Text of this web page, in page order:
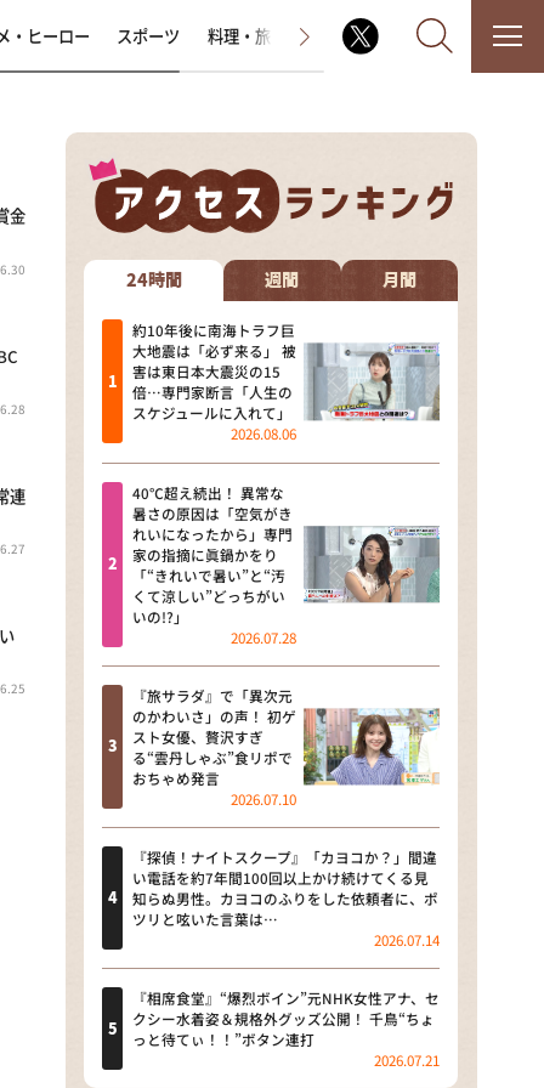
なるみ・岡村の過ぎるTV
相席食堂
これ余談なんですけど・・・
～人生密着トークバラエティ！
～ やすとものいたって真剣です
探偵！ナイトスクープ
news おかえり
河合＆A.B.C-Z塚田×福井アナ
「なんでやねん！？」（news お
かえり）
DAIGOも台所 ～きょうの献立 何
にする？～
本日はダイアンなり！シーズン２
朝だ！生です旅サラダ
教えて！ニュースライブ 正義の
ミカタ
ＬＩＦＥ～夢のカタチ～
新婚さんいらっしゃい！
ポツンと一軒家
ザキ山小屋本館
・ヒーロー スポーツ 料理・旅 ラジオ番組 その他
金
連
24時間 週間 月間
約10年後に南海トラフ巨
大地震は「必ず来る」 被
害は東日本大震災の15
倍…専門家断言「人生の
スケジュールに入れて」
2026.08.06
40℃超え続出！ 異常な
暑さの原因は「空気がき
れいになったから」専門
家の指摘に眞鍋かをり
「“きれいで暑い”と“汚
くて涼しい”どっちがい
いの!?」
2026.07.28
『旅サラダ』で「異次元
のかわいさ」の声！ 初ゲ
スト女優、贅沢すぎ
る“雲丹しゃぶ”食リポで
おちゃめ発言
2026.07.10
『探偵！ナイトスクープ』「カヨコか？」間違
い電話を約7年間100回以上かけ続けてくる見
知らぬ男性。カヨコのふりをした依頼者に、ポ
ツリと呟いた言葉は…
2026.07.14
『相席食堂』“爆烈ボイン”元NHK女性アナ、セ
クシー水着姿＆規格外グッズ公開！ 千鳥“ちょ
っと待てぃ！！”ボタン連打
2026.07.21